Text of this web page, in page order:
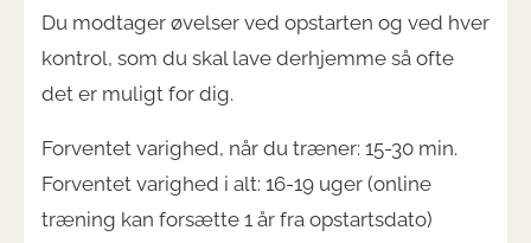
Du modtager øvelser ved opstarten og ved hver
kontrol, som du skal lave derhjemme så ofte
det er muligt for dig.
Forventet varighed, når du træner: 15-30 min.
Forventet varighed i alt: 16-19 uger (online
træning kan forsætte 1 år fra opstartsdato)